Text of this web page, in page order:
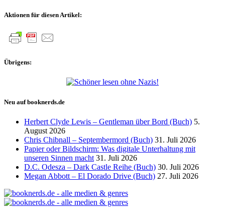
Aktionen für diesen Artikel:
Übrigens:
Neu auf booknerds.de
Herbert Clyde Lewis – Gentleman über Bord (Buch) 5.
August 2026
Chris Chibnall – Septembermord (Buch) 31. Juli 2026
Papier oder Bildschirm: Was digitale Unterhaltung mit
unseren Sinnen macht 31. Juli 2026
D.C. Odesza – Dark Castle Reihe (Buch) 30. Juli 2026
Megan Abbott – El Dorado Drive (Buch) 27. Juli 2026